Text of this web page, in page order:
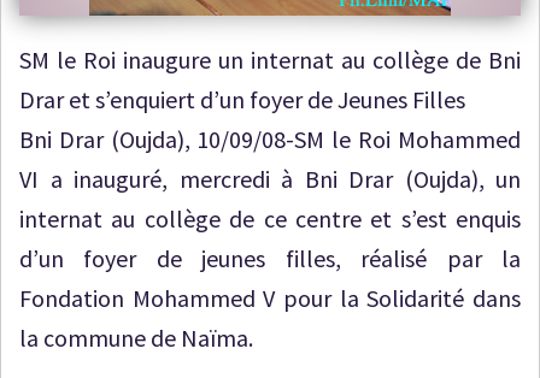
SM le Roi inaugure un internat au collège de Bni
Drar et s’enquiert d’un foyer de Jeunes Filles
Bni Drar (Oujda), 10/09/08-SM le Roi Mohammed
VI a inauguré, mercredi à Bni Drar (Oujda), un
internat au collège de ce centre et s’est enquis
d’un foyer de jeunes filles, réalisé par la
Fondation Mohammed V pour la Solidarité dans
la commune de Naïma.